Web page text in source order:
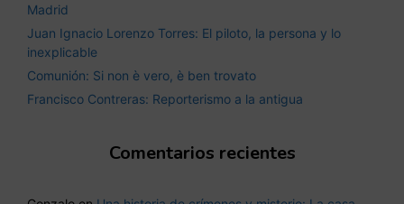
Madrid
Juan Ignacio Lorenzo Torres: El piloto, la persona y lo
inexplicable
Comunión: Si non è vero, è ben trovato
Francisco Contreras: Reporterismo a la antigua
Comentarios recientes